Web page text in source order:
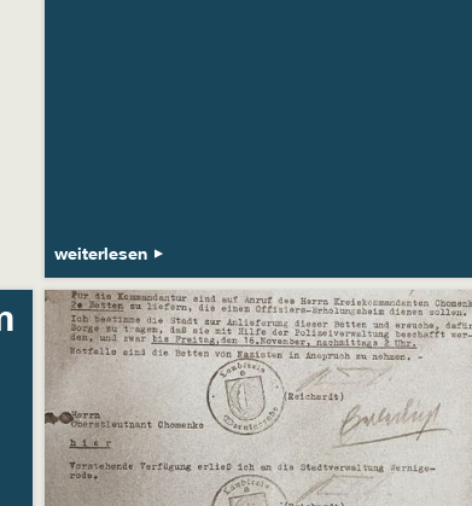
weiterlesen